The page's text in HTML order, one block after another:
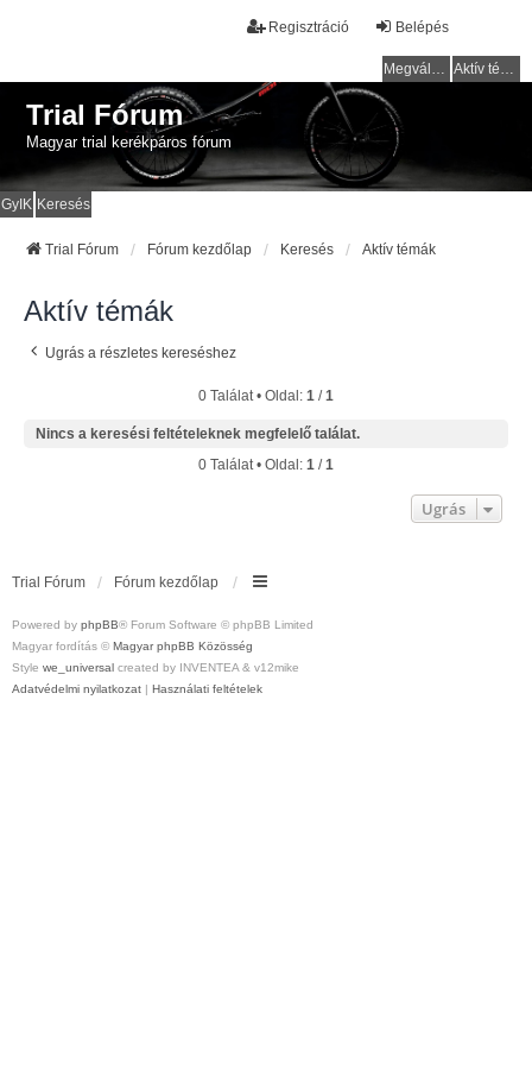
Belépés
Regisztráció
Megválaszolatlan témák Aktív témák
Trial Fórum
Magyar trial kerékpáros fórum
GyIK Keresés
Trial Fórum Fórum kezdőlap Keresés Aktív témák
Aktív témák
Ugrás a részletes kereséshez
0 Találat • Oldal: 1 /1
Nincs a keresési feltételeknek megfelelő találat.
0 Találat • Oldal: 1 /1
Ugrás
Trial Fórum Fórum kezdőlap
Powered by phpBB® Forum Software © phpBB Limited
Magyar fordítás © Magyar phpBB Közösség
Style we_universal created by INVENTEA & v12mike
Adatvédelmi nyilatkozat | Használati feltételek